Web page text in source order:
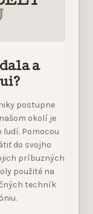
a
postupne
okolí je
ľudí. Pomocou
do svojho
príbuzných
použité na
techník